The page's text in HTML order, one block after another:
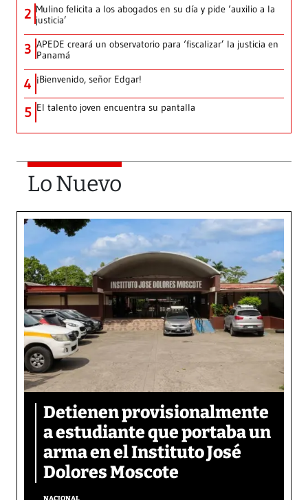
2 Mulino felicita a los abogados en su día y pide ‘auxilio a la
justicia’
3 APEDE creará un observatorio para ‘fiscalizar’ la justicia en
Panamá
4 ¡Bienvenido, señor Edgar!
5 El talento joven encuentra su pantalla​
Lo Nuevo
Detienen provisionalmente
a estudiante que portaba un
arma en el Instituto José
Dolores Moscote